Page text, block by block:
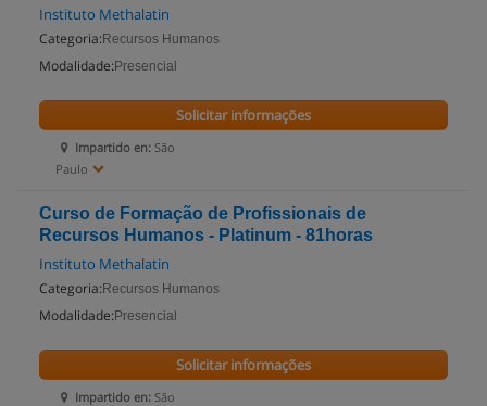
Instituto Methalatin
Categoria: Recursos Humanos
Modalidade: Presencial
Impartido en: São
Paulo
Solicitar informações
Curso de Formação de Profissionais de
Recursos Humanos - Platinum - 81horas
Instituto Methalatin
Categoria: Recursos Humanos
Modalidade: Presencial
Impartido en: São
Solicitar informações